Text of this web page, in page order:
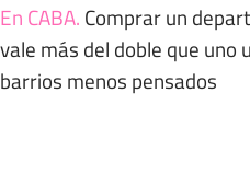
En CABA. Comprar un
vale más del doble que uno
barrios menos pensados